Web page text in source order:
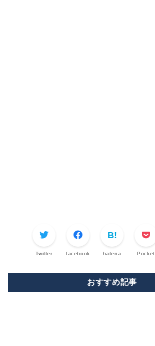
Twitter facebook hatena Pocket
おすすめ記事